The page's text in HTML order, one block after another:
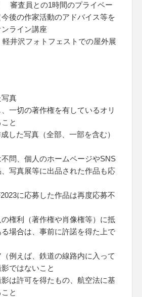
審査員との1時間のプライベー
今後の作家活動のアドバイス等を
ライン講座
井沢フォトフェストでの屋外展
写真
一切の著作権を有しているオリ
と
した写真（全部、一部を含む）
問、個人のホームページやSNS
写真展等に出品された作品も応
に応募した作品は再度応募不
権利（著作権や肖像権等）に抵
場合は、事前に許諾を得た上で
例えば、鉄道の線路内に入って
ではないこと
は許可を得たもの、航空法に基
と